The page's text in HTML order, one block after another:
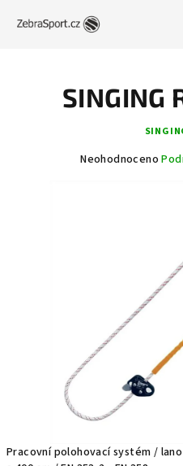
Pracovní polohovací systém /
SINGING
Průměrné
Neohodnoceno